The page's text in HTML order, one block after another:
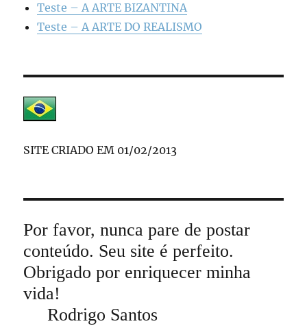
Teste – A ARTE BIZANTINA
Teste – A ARTE DO REALISMO
SITE CRIADO EM 01/02/2013
Por favor, nunca pare de postar
conteúdo. Seu site é perfeito.
Obrigado por enriquecer minha
vida!
Rodrigo Santos